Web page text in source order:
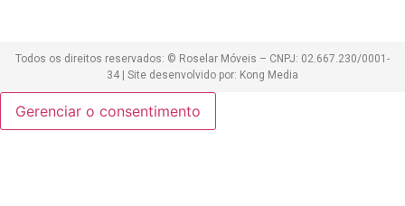
Todos os direitos reservados: © Roselar Móveis – CNPJ: 02.667.230/0001-
34 | Site desenvolvido por: Kong Media
Gerenciar o consentimento